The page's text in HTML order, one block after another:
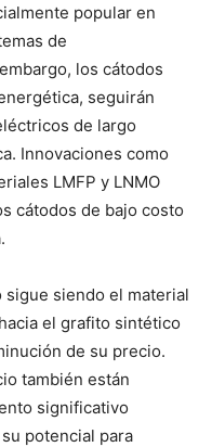
popular en
de
los cátodos
seguirán
de largo
Innovaciones como
LMFP y LNMO
cátodos de bajo costo
sigue siendo el material
el grafito sintético
de su precio.
también están
significativo
potencial para